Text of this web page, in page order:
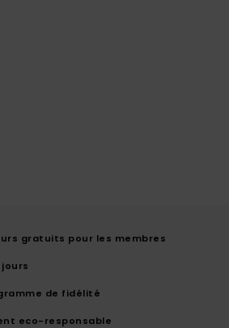
gratuits pour les membres
de fidélité
eco-responsable